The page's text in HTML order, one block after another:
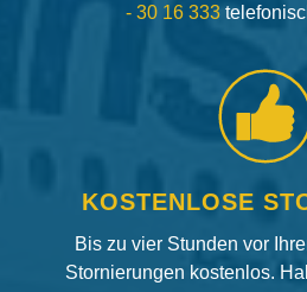
- 30 16 333
KOSTENLOSE
Bis zu vier Stunden vor
Stornierungen kostenlos.